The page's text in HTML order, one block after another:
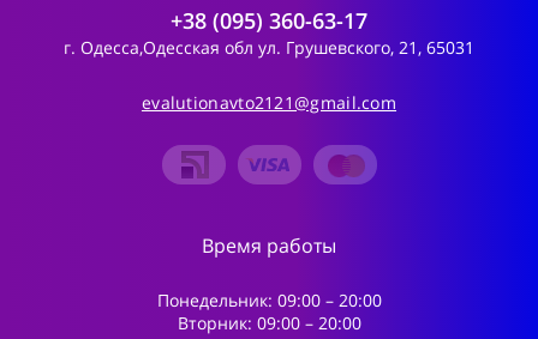
+38 (095) 360-63-17
г. Одесса,Одесская обл ул. Грушевского, 21, 65031
evalutionavto2121@gmail.com
Время работы
Понедельник: 09:00 – 20:00
Вторник: 09:00 – 20:00